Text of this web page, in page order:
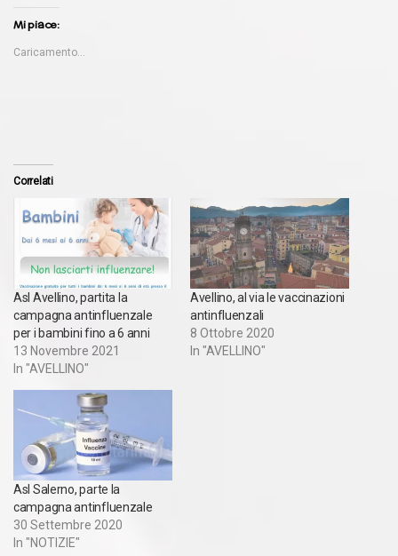
Mi piace:
Caricamento...
Correlati
Asl Avellino, partita la
campagna antinfluenzale
per i bambini fino a 6 anni
13 Novembre 2021
In "AVELLINO"
Avellino, al via le vaccinazioni
antinfluenzali
8 Ottobre 2020
In "AVELLINO"
Asl Salerno, parte la
campagna antinfluenzale
30 Settembre 2020
In "NOTIZIE"